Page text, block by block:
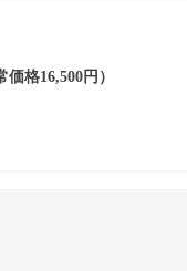
格16,500円）